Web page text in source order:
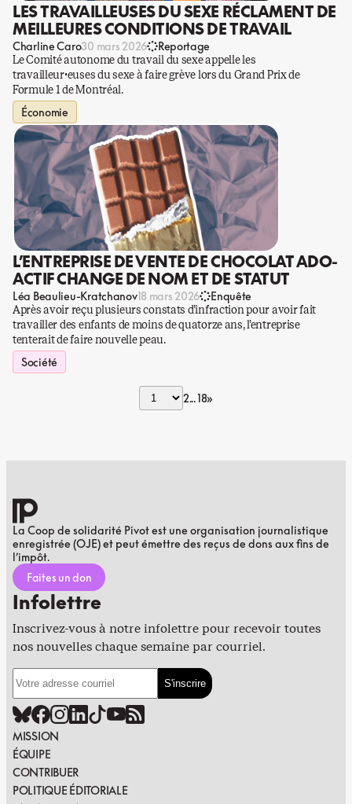
LES TRAVAILLEUSES DU SEXE RÉCLAMENT DE
MEILLEURES CONDITIONS DE TRAVAIL
Charline Caro30 mars 2026 Reportage
Le Comité autonome du travail du sexe appelle les
travailleur·euses du sexe à faire grève lors du Grand Prix de
Formule 1 de Montréal.
Économie
L’ENTREPRISE DE VENTE DE CHOCOLAT ADO-
ACTIF CHANGE DE NOM ET DE STATUT
Léa Beaulieu-Kratchanov18 mars 2026 Enquête
Après avoir reçu plusieurs constats d’infraction pour avoir fait
travailler des enfants de moins de quatorze ans, l’entreprise
tenterait de faire nouvelle peau.
Société
2 18»
La Coop de solidarité Pivot est une organisation journalistique
enregistrée (OJE) et peut émettre des reçus de dons aux fins de
l’impôt.
Faites un don
Infolettre
Inscrivez-vous à notre infolettre pour recevoir toutes
nos nouvelles chaque semaine par courriel.
MISSION
ÉQUIPE
CONTRIBUER
POLITIQUE ÉDITORIALE